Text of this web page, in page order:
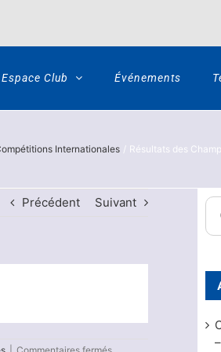
Espace Club Événements
Internationales Résultats des
Précédent Suivant
sur